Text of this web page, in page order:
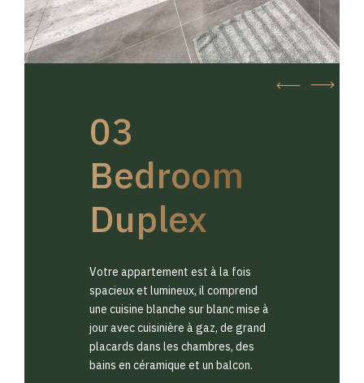
03
Bedroom
Duplex
Votre appartement est à la fois
spacieux et lumineux, il comprend
une cuisine blanche sur blanc mise à
jour avec cuisinière à gaz, de grand
placards dans les chambres, des
bains en céramique et un balcon.